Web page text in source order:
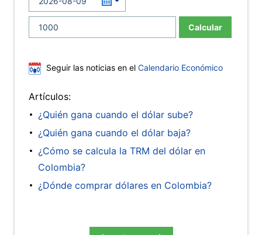
Calcular
Seguir las noticias en el Calendario Económico
Artículos:
¿Quién gana cuando el dólar sube?
¿Quién gana cuando el dólar baja?
¿Cómo se calcula la TRM del dólar en
Colombia?
¿Dónde comprar dólares en Colombia?